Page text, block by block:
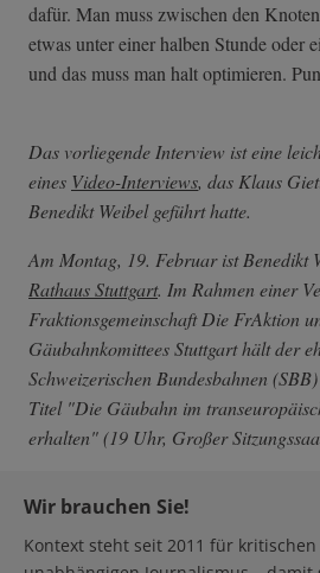
dafür. Man muss zwischen den
etwas unter einer halben Stunde oder
und das muss man halt optimieren.
Das vorliegende Interview ist eine
eines Video-Interviews, das Klaus
Benedikt Weibel geführt hatte.
Am Montag, 19. Februar ist Benedikt
Rathaus Stuttgart. Im Rahmen einer
Fraktionsgemeinschaft Die FrAktion
Gäubahnkomittees Stuttgart hält der
Schweizerischen Bundesbahnen
Titel "Die Gäubahn im
erhalten" (19 Uhr, Großer
Wir brauchen Sie!
Kontext steht seit 2011 für